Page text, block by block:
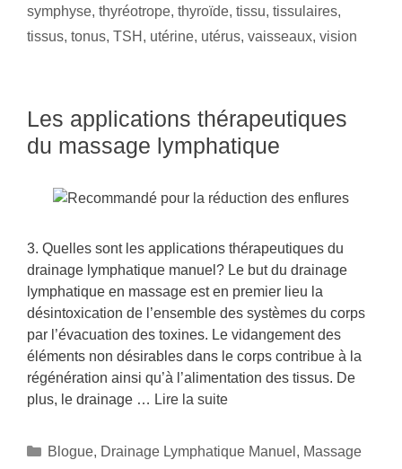
symphyse, thyréotrope, thyroïde, tissu, tissulaires,
tissus, tonus, TSH , utérine, utérus, vaisseaux, vision
Les applications thérapeutiques
du massage lymphatique
3. Quelles sont les applications thérapeutiques du
drainage lymphatique manuel? Le but du drainage
lymphatique en massage est en premier lieu la
désintoxication de l’ensemble des systèmes du corps
par l’évacuation des toxines. Le vidangement des
éléments non désirables dans le corps contribue à la
régénération ainsi qu’à l’alimentation des tissus. De
plus, le drainage … Lire la suite
Blogue, Drainage Lymphatique Manuel , Massage